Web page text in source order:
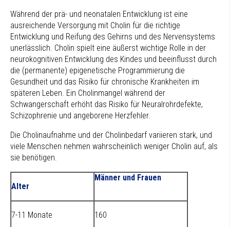
Während der prä- und neonatalen Entwicklung ist eine
ausreichende Versorgung mit Cholin für die richtige
Entwicklung und Reifung des Gehirns und des Nervensystems
unerlässlich. Cholin spielt eine äußerst wichtige Rolle in der
neurokognitiven Entwicklung des Kindes und beeinflusst durch
die (permanente) epigenetische Programmierung die
Gesundheit und das Risiko für chronische Krankheiten im
späteren Leben. Ein Cholinmangel während der
Schwangerschaft erhöht das Risiko für Neuralrohrdefekte,
Schizophrenie und angeborene Herzfehler.
Die Cholinaufnahme und der Cholinbedarf variieren stark, und
viele Menschen nehmen wahrscheinlich weniger Cholin auf, als
sie benötigen.
Alter
Männer und Frauen
7-11 Monate 160